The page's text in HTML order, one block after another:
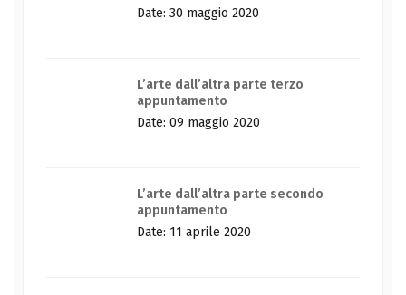
Date: 30 maggio 2020
L’arte dall’altra parte terzo
appuntamento
Date: 09 maggio 2020
L’arte dall’altra parte secondo
appuntamento
Date: 11 aprile 2020